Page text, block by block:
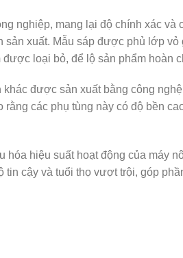
nghiệp, mang lại độ chính xác
xuất. Mẫu sáp được phủ lớp
loại bỏ, để lộ sản phẩm hoàn
được sản xuất bằng công
các phụ tùng này có độ bền
hiệu suất hoạt động của máy
cậy và tuổi thọ vượt trội, góp